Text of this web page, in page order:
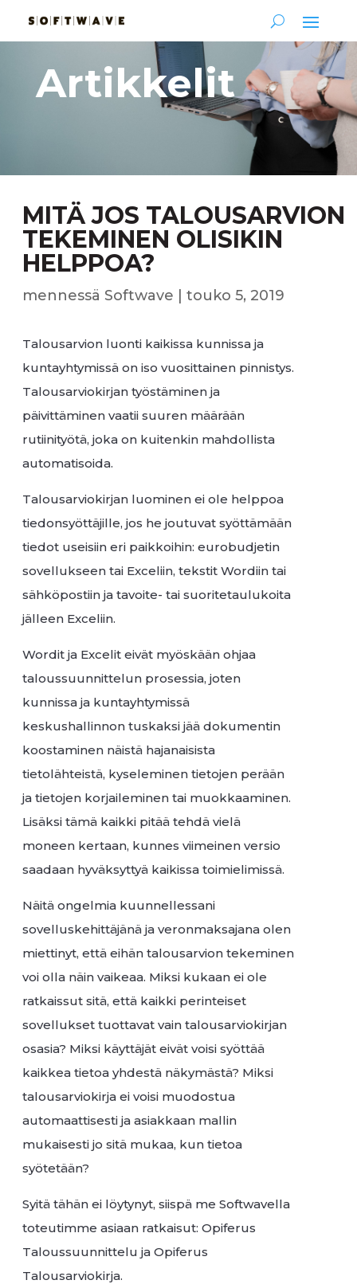
Artikkelit
MITÄ JOS TALOUSARVION
TEKEMINEN OLISIKIN
HELPPOA?
mennessä Softwave |touko 5, 2019
Talousarvion luonti kaikissa kunnissa ja
kuntayhtymissä on iso vuosittainen pinnistys.
Talousarviokirjan työstäminen ja
päivittäminen vaatii suuren määrään
rutiinityötä, joka on kuitenkin mahdollista
automatisoida.
Talousarviokirjan luominen ei ole helppoa
tiedonsyöttäjille, jos he joutuvat syöttämään
tiedot useisiin eri paikkoihin: eurobudjetin
sovellukseen tai Exceliin, tekstit Wordiin tai
sähköpostiin ja tavoite- tai suoritetaulukoita
jälleen Exceliin.
Wordit ja Excelit eivät myöskään ohjaa
taloussuunnittelun prosessia, joten
kunnissa ja kuntayhtymissä
keskushallinnon tuskaksi jää dokumentin
koostaminen näistä hajanaisista
tietolähteistä, kyseleminen tietojen perään
ja tietojen korjaileminen tai muokkaaminen.
Lisäksi tämä kaikki pitää tehdä vielä
moneen kertaan, kunnes viimeinen versio
saadaan hyväksyttyä kaikissa toimielimissä.
Näitä ongelmia kuunnellessani
sovelluskehittäjänä ja veronmaksajana olen
miettinyt, että eihän talousarvion tekeminen
voi olla näin vaikeaa. Miksi kukaan ei ole
ratkaissut sitä, että kaikki perinteiset
sovellukset tuottavat vain talousarviokirjan
osasia? Miksi käyttäjät eivät voisi syöttää
kaikkea tietoa yhdestä näkymästä? Miksi
talousarviokirja ei voisi muodostua
automaattisesti ja asiakkaan mallin
mukaisesti jo sitä mukaa, kun tietoa
syötetään?
Syitä tähän ei löytynyt, siispä me Softwavella
toteutimme asiaan ratkaisut: Opiferus
Taloussuunnittelu ja Opiferus
Talousarviokirja.